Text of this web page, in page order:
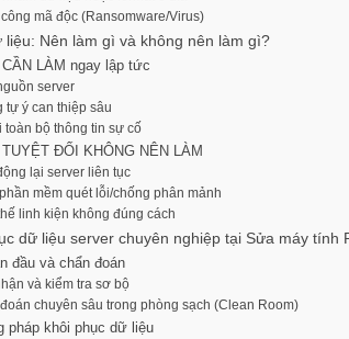
mã độc (Ransomware/Virus)
liệu: Nên làm gì và không nên làm gì?
LÀM ngay lập tức
server
tự ý can thiệp sâu
toàn bộ thông tin sự cố
ĐỐI KHÔNG NÊN LÀM
lại server liên tục
mềm quét lỗi/chống phân mảnh
linh kiện không đúng cách
dữ liệu server chuyên nghiệp tại Sửa máy tính
đầu và chẩn đoán
và kiểm tra sơ bộ
chuyên sâu trong phòng sạch (Clean Room)
pháp khôi phục dữ liệu